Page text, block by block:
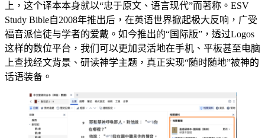
上，这个译本本身就以“忠于原文、语言现代”而著称。ESV
Study Bible自2008年推出后，在英语世界掀起极大反响，广受
福音派信徒与学者的爱戴。如今推出的“国际版”，透过Logos
这样的数位平台，我们可以更加灵活地在手机、平板甚至电脑
上查找经文背景、研读神学主题，真正实现“随时随地”被神的
话语装备。